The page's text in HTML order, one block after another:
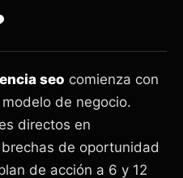
seo comienza con
de negocio.
directos en
de oportunidad
de acción a 6 y 12